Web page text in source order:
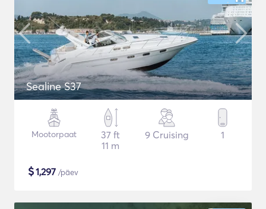
Sealine S37
Mootorpaat
37 ft
11 m
9 Cruising 1
$1,297 /päev